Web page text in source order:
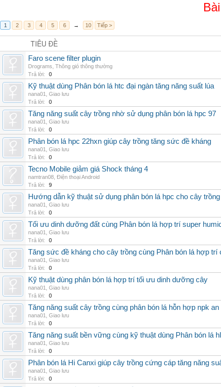
1 2 3 4 5 6 → 10 Tiếp >
TIÊU ĐỀ
Faro scene filter plugin
Drograms Thông gió thông thường
Trả lời:
0
Kỹ thuật dùng Phân bón lá htc đại ngàn tăng năng suất lúa
nana01
Giao lưu
Trả lời:
0
Tăng năng suất cây trồng nhờ sử dụng phân bón lá hpc 97
nana01
Giao lưu
Trả lời:
0
Phân bón lá hpc 22hxn giúp cây trồng tăng sức đề kháng
nana01
Giao lưu
Trả lời:
0
Tecno Mobile giảm giá Shock tháng 4
namtran08 Điện thoại Android
Trả lời:
9
Hướng dẫn kỹ thuật sử dụng phân bón lá hpc cho cây trồng
nana01
Giao lưu
Trả lời:
0
Tối ưu dinh dưỡng đất cùng Phân bón lá hợp trí super
nana01
Giao lưu
Trả lời:
0
Tăng sức đề kháng cho cây trồng cùng Phân bón lá hợp trí
nana01
Giao lưu
Trả lời:
0
Kỹ thuật dùng phân bón lá hợp trí tối ưu dinh dưỡng cây
nana01
Giao lưu
Trả lời:
0
Tăng năng suất cây trồng cùng phân bón lá hỗn hợp npk an
nana01
Giao lưu
Trả lời:
0
Tăng năng suất bền vững cùng kỹ thuật dùng Phân bón lá
nana01
Giao lưu
Trả lời:
0
Phân bón lá Hi Canxi giúp cây trồng cứng cáp tăng năng
nana01
Giao lưu
Trả lời:
0